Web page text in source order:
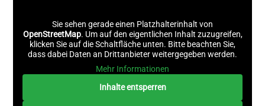
Sie sehen gerade einen Platzhalterinhalt von
OpenStreetMap. Um auf den eigentlichen Inhalt zuzugreifen,
klicken Sie auf die Schaltfläche unten. Bitte beachten Sie,
dass dabei Daten an Drittanbieter weitergegeben werden.
Mehr Informationen
Inhalte entsperren